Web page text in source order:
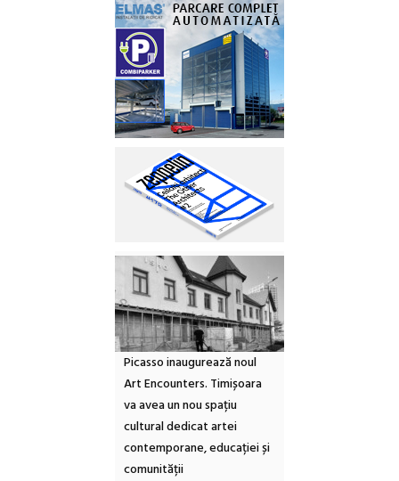
Picasso inaugurează noul
Art Encounters. Timișoara
va avea un nou spațiu
cultural dedicat artei
contemporane, educației și
comunității